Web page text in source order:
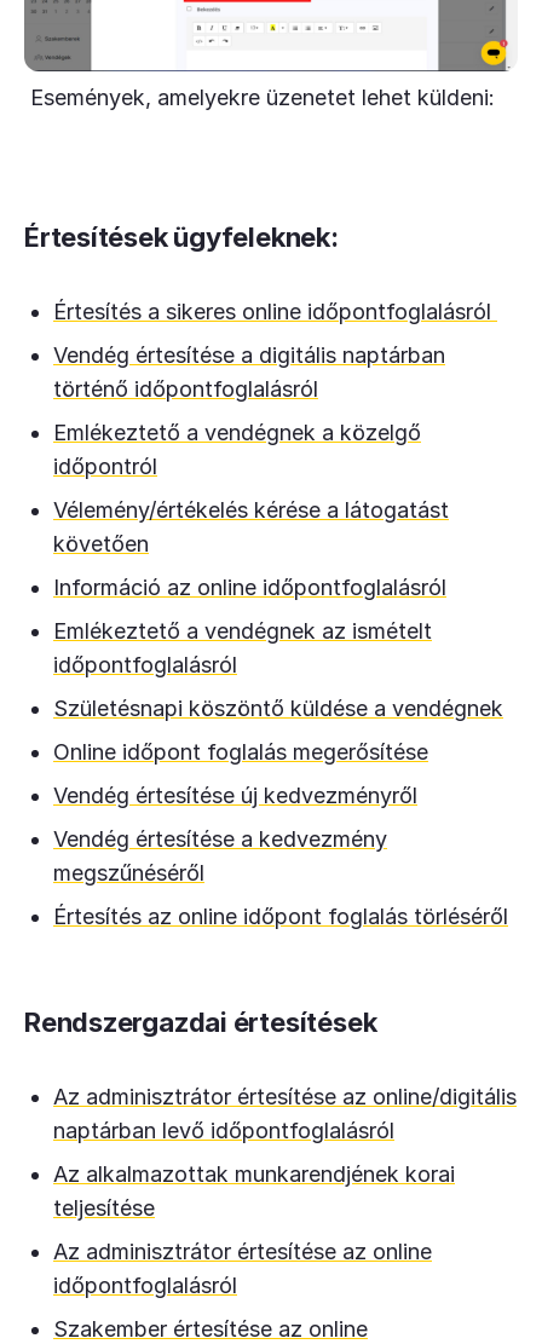
Események, amelyekre üzenetet lehet küldeni:
Értesítések ügyfeleknek:
Értesítés a sikeres online időpontfoglalásról
Vendég értesítése a digitális naptárban
történő időpontfoglalásról
Emlékeztető a vendégnek a közelgő
időpontról
Vélemény/értékelés kérése a látogatást
követően
Információ az online időpontfoglalásról
Emlékeztető a vendégnek az ismételt
időpontfoglalásról
Születésnapi köszöntő küldése a vendégnek
Online időpont foglalás megerősítése
Vendég értesítése új kedvezményről
Vendég értesítése a kedvezmény
megszűnéséről
Értesítés az online időpont foglalás törléséről
Rendszergazdai értesítések
Az adminisztrátor értesítése az online/digitális
naptárban levő időpontfoglalásról
Az alkalmazottak munkarendjének korai
teljesítése
Az adminisztrátor értesítése az online
időpontfoglalásról
Szakember értesítése az online